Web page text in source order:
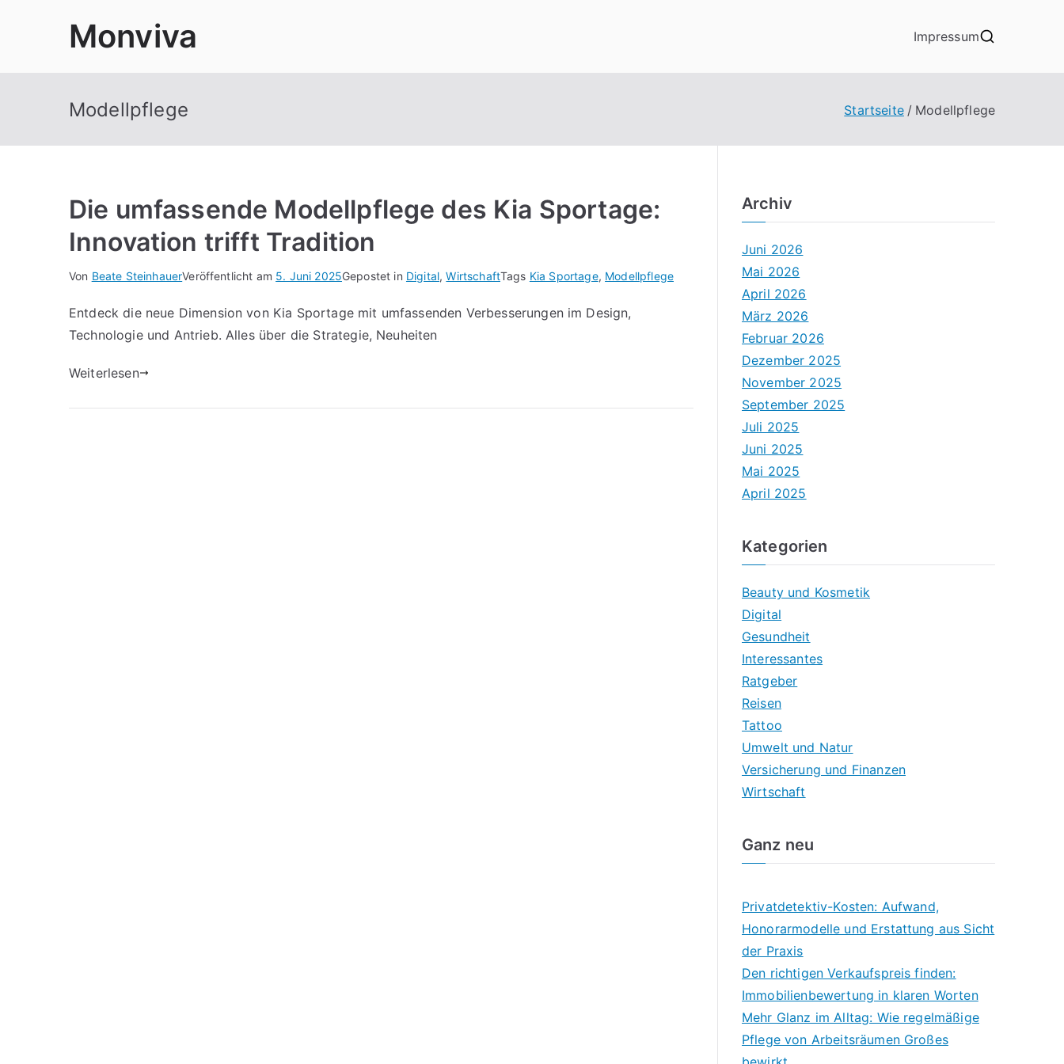
Monviva Impressum
Modellpflege Startseite Modellpflege
Die umfassende Modellpflege des Kia Sportage:
Innovation trifft Tradition
Von Beate SteinhauerVeröffentlicht am 5. Juni 2025Gepostet in Digital,WirtschaftTags Kia Sportage, Modellpflege
Entdeck die neue Dimension von Kia Sportage mit umfassenden Verbesserungen im Design,
Technologie und Antrieb. Alles über die Strategie, Neuheiten
Weiterlesen
Archiv
Juni 2026
Mai 2026
April 2026
März 2026
Februar 2026
Dezember 2025
November 2025
September 2025
Juli 2025
Juni 2025
Mai 2025
April 2025
Kategorien
Beauty und Kosmetik
Digital
Gesundheit
Interessantes
Ratgeber
Reisen
Tattoo
Umwelt und Natur
Versicherung und Finanzen
Wirtschaft
Ganz neu
Privatdetektiv-Kosten: Aufwand,
Honorarmodelle und Erstattung aus Sicht
der Praxis
Den richtigen Verkaufspreis finden:
Immobilienbewertung in klaren Worten
Mehr Glanz im Alltag: Wie regelmäßige
Pflege von Arbeitsräumen Großes